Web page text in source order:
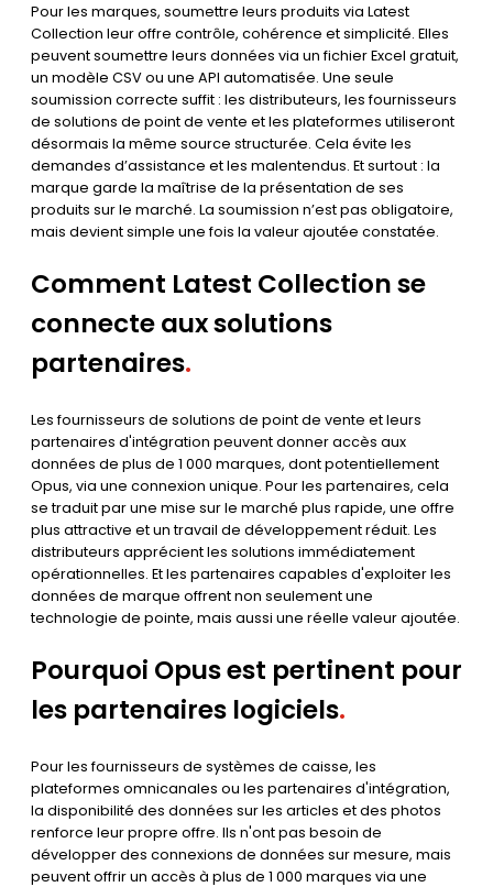
Pour les marques, soumettre leurs produits via Latest
Collection leur offre contrôle, cohérence et simplicité. Elles
peuvent soumettre leurs données via un fichier Excel gratuit,
un modèle CSV ou une API automatisée. Une seule
soumission correcte suffit : les distributeurs, les fournisseurs
de solutions de point de vente et les plateformes utiliseront
désormais la même source structurée. Cela évite les
demandes d’assistance et les malentendus. Et surtout : la
marque garde la maîtrise de la présentation de ses
produits sur le marché. La soumission n’est pas obligatoire,
mais devient simple une fois la valeur ajoutée constatée.
Comment Latest Collection se
connecte aux solutions
partenaires.
Les fournisseurs de solutions de point de vente et leurs
partenaires d'intégration peuvent donner accès aux
données de plus de 1 000 marques, dont potentiellement
Opus, via une connexion unique. Pour les partenaires, cela
se traduit par une mise sur le marché plus rapide, une offre
plus attractive et un travail de développement réduit. Les
distributeurs apprécient les solutions immédiatement
opérationnelles. Et les partenaires capables d'exploiter les
données de marque offrent non seulement une
technologie de pointe, mais aussi une réelle valeur ajoutée.
Pourquoi Opus est pertinent pour
les partenaires logiciels.
Pour les fournisseurs de systèmes de caisse, les
plateformes omnicanales ou les partenaires d'intégration,
la disponibilité des données sur les articles et des photos
renforce leur propre offre. Ils n'ont pas besoin de
développer des connexions de données sur mesure, mais
peuvent offrir un accès à plus de 1 000 marques via une